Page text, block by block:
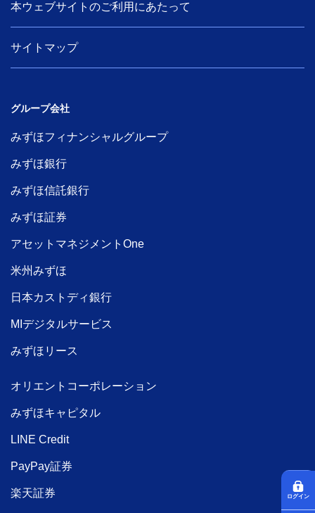
ログイン
本ウェブサイトのご利用にあたって
サイトマップ
グループ会社
みずほフィナンシャルグループ
みずほ銀行
みずほ信託銀行
みずほ証券
アセットマネジメントOne
米州みずほ
日本カストディ銀行
MIデジタルサービス
みずほリース
オリエントコーポレーション
みずほキャピタル
LINE Credit
PayPay証券
楽天証券